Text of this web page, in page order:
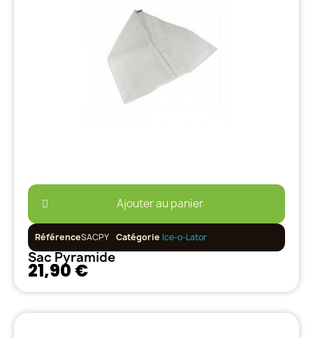
Ajouter au panier
RéférenceSACPY Catégorie Ice-o-Lator
Sac Pyramide
21,90 €